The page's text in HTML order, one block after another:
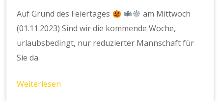
Auf Grund des Feiertages
am Mittwoch
(01.11.2023) Sind wir die kommende Woche,
urlaubsbedingt, nur reduzierter Mannschaft für
Sie da.
Weiterlesen